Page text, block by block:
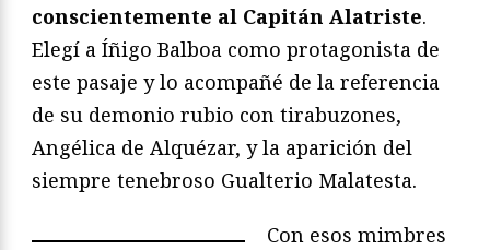
conscientemente al Capitán Alatriste.
Elegí a Íñigo Balboa como protagonista de
este pasaje y lo acompañé de la referencia
de su demonio rubio con tirabuzones,
Angélica de Alquézar, y la aparición del
siempre tenebroso Gualterio Malatesta.
Con esos mimbres